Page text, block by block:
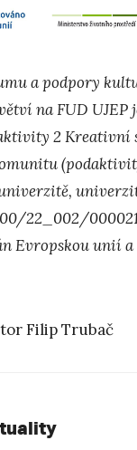
a podpory
na FUD UJEP
2 Kreativní
00/22_002/
Evropskou unií
Filip Trubač